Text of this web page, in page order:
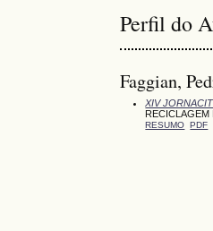
Perfil do
Faggian,
XIV
RECICLAGEM
RESUMO PDF